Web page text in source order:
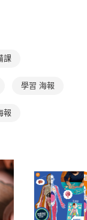
，訂單將自動取
算日後寄送繳費提
公司）所提供，讓
店將買賣／分期付款
帳款。
，商店將以您的個人
蒐集、處理及利用，
及更正。
userRule
。
成。
要取消訂單，請聯絡
，需透過AFTEE先享
顯示為準，若有關於
繫「AFTEE先享後付
home
郵局i郵箱）
課
學習 海報
報